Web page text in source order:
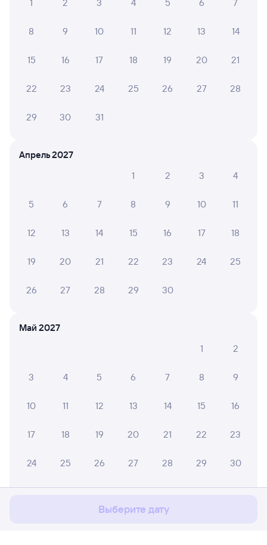
Мы используем cookies для более удобной работы
1
2 3 4 5 6 7
8 9 10 11 12 13 14
15 16 17 18 19 20 21
22 23 24 25 26 27 28
29 30 31
Апрель 2027
1
2 3 4
5 6 7 8 9 10 11
12 13 14 15 16 17 18
19 20 21 22 23 24 25
26 27 28 29 30
Май 2027
1
2
3 4 5 6 7 8 9
10 11 12 13 14 15 16
17 18 19 20 21 22 23
24 25 26 27 28 29 30
Выберите дату